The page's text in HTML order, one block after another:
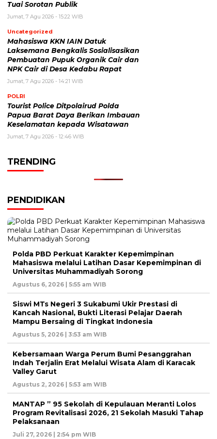
Tuai Sorotan Publik
Jumat, 7 Agu 2026 - 15:22 WIB
Uncategorized
Mahasiswa KKN IAIN Datuk
Laksemana Bengkalis Sosialisasikan
Pembuatan Pupuk Organik Cair dan
NPK Cair di Desa Kedabu Rapat
Jumat, 7 Agu 2026 - 14:21 WIB
POLRI
Tourist Police Ditpolairud Polda
Papua Barat Daya Berikan Imbauan
Keselamatan kepada Wisatawan
Jumat, 7 Agu 2026 - 12:46 WIB
TRENDING
PENDIDIKAN
Polda PBD Perkuat Karakter Kepemimpinan
Mahasiswa melalui Latihan Dasar Kepemimpinan di
Universitas Muhammadiyah Sorong
Agustus 6, 2026 | 5:55 am WIB
Siswi MTs Negeri 3 Sukabumi Ukir Prestasi di
Kancah Nasional, Bukti Literasi Pelajar Daerah
Mampu Bersaing di Tingkat Indonesia
Agustus 5, 2026 | 3:53 am WIB
Kebersamaan Warga Perum Bumi Pesanggrahan
Indah Terjalin Erat Melalui Wisata Alam di Karacak
Valley Garut
Agustus 2, 2026 | 5:53 am WIB
MANTAP ” 95 Sekolah di Kepulauan Meranti Lolos
Program Revitalisasi 2026, 21 Sekolah Masuki Tahap
Pelaksanaan
Juli 27, 2026 | 2:54 pm WIB